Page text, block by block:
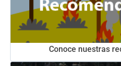
Conoce nuestras